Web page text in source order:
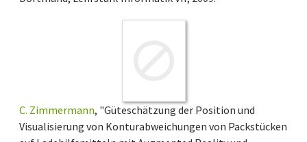
C. Zimmermann, "Güteschätzung der Position und
Visualisierung von Konturabweichungen von Packstücken